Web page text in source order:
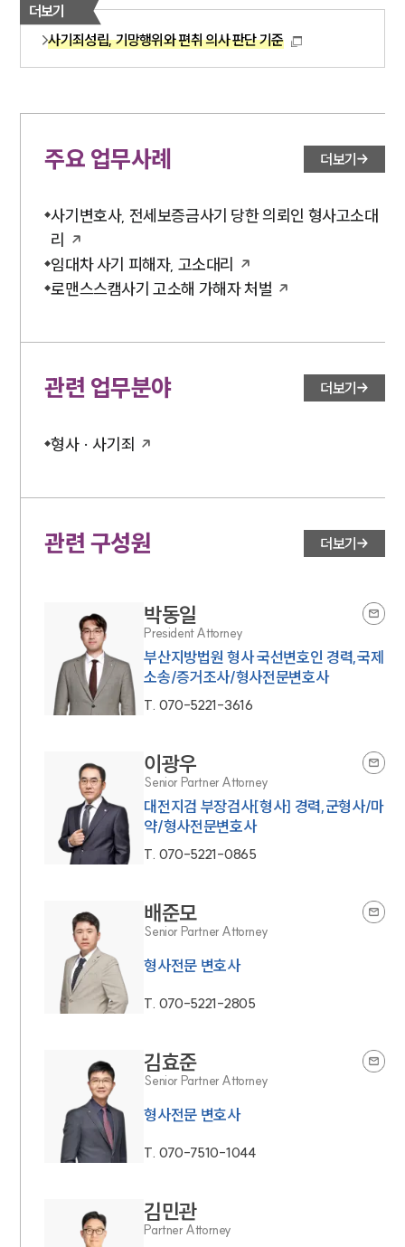
더보기
사기죄성립, 기망행위와 편취 의사 판단 기준
주요 업무사례 더보기
사기변호사, 전세보증금사기 당한 의뢰인 형사고소대
리
임대차 사기 피해자, 고소대리
로맨스스캠사기 고소해 가해자 처벌
관련 업무분야 더보기
형사 · 사기죄
관련 구성원 더보기
박동일
President Attorney
부산지방법원 형사 국선변호인 경력,국제
소송/증거조사/형사전문변호사
T. 070-5221-3616
이광우
Senior Partner Attorney
대전지검 부장검사[형사] 경력,군형사/마
약/형사전문변호사
T. 070-5221-0865
배준모
Senior Partner Attorney
형사전문 변호사
T. 070-5221-2805
김효준
Senior Partner Attorney
형사전문 변호사
T. 070-7510-1044
김민관
Partner Attorney